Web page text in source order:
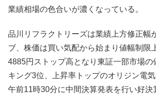
業績相場の色合いが濃くなっている。
品川リフラクトリーズは業績上方修正幅
ブ、株価は買い気配から始まり値幅制限
4885円ストップ高となり東証一部市場の
キング3位、上昇率トップのオリジン電
午前11時30分に中間決算発表を行い好決